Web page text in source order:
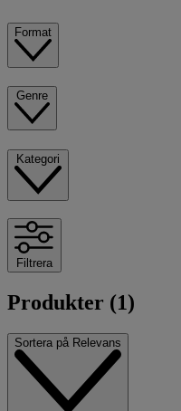
Format
Filtrera
Produkter (1)
Sortera på Relevans